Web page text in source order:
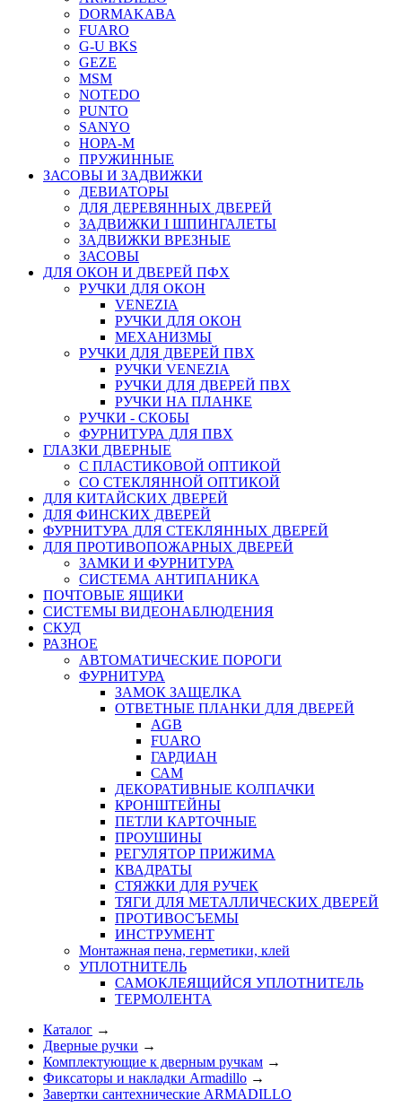
DORMAKABA
FUARO
G-U BKS
GEZE
MSM
NOTEDO
PUNTO
SANYO
НОРА-М
ПРУЖИННЫЕ
ЗАСОВЫ И ЗАДВИЖКИ
ДЕВИАТОРЫ
ДЛЯ ДЕРЕВЯННЫХ ДВЕРЕЙ
ЗАДВИЖКИ I ШПИНГАЛЕТЫ
ЗАДВИЖКИ ВРЕЗНЫЕ
ЗАСОВЫ
ДЛЯ ОКОН И ДВЕРЕЙ ПФХ
РУЧКИ ДЛЯ ОКОН
VENEZIA
РУЧКИ ДЛЯ ОКОН
МЕХАНИЗМЫ
РУЧКИ ДЛЯ ДВЕРЕЙ ПВХ
РУЧКИ VENEZIA
РУЧКИ ДЛЯ ДВЕРЕЙ ПВХ
РУЧКИ НА ПЛАНКЕ
РУЧКИ - СКОБЫ
ФУРНИТУРА ДЛЯ ПВХ
ГЛАЗКИ ДВЕРНЫЕ
С ПЛАСТИКОВОЙ ОПТИКОЙ
СО СТЕКЛЯННОЙ ОПТИКОЙ
ДЛЯ КИТАЙСКИХ ДВЕРЕЙ
ДЛЯ ФИНСКИХ ДВЕРЕЙ
ФУРНИТУРА ДЛЯ СТЕКЛЯННЫХ ДВЕРЕЙ
ДЛЯ ПРОТИВОПОЖАРНЫХ ДВЕРЕЙ
ЗАМКИ И ФУРНИТУРА
СИСТЕМА АНТИПАНИКА
ПОЧТОВЫЕ ЯЩИКИ
СИСТЕМЫ ВИДЕОНАБЛЮДЕНИЯ
СКУД
РАЗНОЕ
АВТОМАТИЧЕСКИЕ ПОРОГИ
ФУРНИТУРА
ЗАМОК ЗАЩЕЛКА
ОТВЕТНЫЕ ПЛАНКИ ДЛЯ ДВЕРЕЙ
AGB
FUARO
ГАРДИАН
САМ
ДЕКОРАТИВНЫЕ КОЛПАЧКИ
КРОНШТЕЙНЫ
ПЕТЛИ КАРТОЧНЫЕ
ПРОУШИНЫ
РЕГУЛЯТОР ПРИЖИМА
КВАДРАТЫ
СТЯЖКИ ДЛЯ РУЧЕК
ТЯГИ ДЛЯ МЕТАЛЛИЧЕСКИХ ДВЕРЕЙ
ПРОТИВОСЪЕМЫ
ИНСТРУМЕНТ
Монтажная пена, герметики, клей
УПЛОТНИТЕЛЬ
САМОКЛЕЯЩИЙСЯ УПЛОТНИТЕЛЬ
ТЕРМОЛЕНТА
Каталог →
Дверные ручки →
Комплектующие к дверным ручкам →
Фиксаторы и накладки Armadillo →
Завертки сантехнические ARMADILLO